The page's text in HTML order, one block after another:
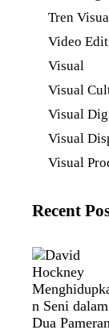
Tren
Video
Visual
Visual
Visual
Visual
Visual
Recent